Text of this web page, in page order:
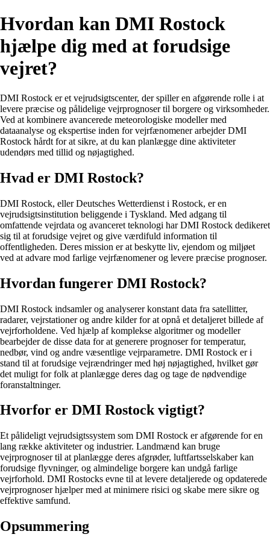
Hvordan kan DMI Rostock
hjælpe dig med at forudsige
vejret?
DMI Rostock er et vejrudsigtscenter, der spiller en afgørende rolle i at
levere præcise og pålidelige vejrprognoser til borgere og virksomheder.
Ved at kombinere avancerede meteorologiske modeller med
dataanalyse og ekspertise inden for vejrfænomener arbejder DMI
Rostock hårdt for at sikre, at du kan planlægge dine aktiviteter
udendørs med tillid og nøjagtighed.
Hvad er DMI Rostock?
DMI Rostock, eller Deutsches Wetterdienst i Rostock, er en
vejrudsigtsinstitution beliggende i Tyskland. Med adgang til
omfattende vejrdata og avanceret teknologi har DMI Rostock dedikeret
sig til at forudsige vejret og give værdifuld information til
offentligheden. Deres mission er at beskytte liv, ejendom og miljøet
ved at advare mod farlige vejrfænomener og levere præcise prognoser.
Hvordan fungerer DMI Rostock?
DMI Rostock indsamler og analyserer konstant data fra satellitter,
radarer, vejrstationer og andre kilder for at opnå et detaljeret billede af
vejrforholdene. Ved hjælp af komplekse algoritmer og modeller
bearbejder de disse data for at generere prognoser for temperatur,
nedbør, vind og andre væsentlige vejrparametre. DMI Rostock er i
stand til at forudsige vejrændringer med høj nøjagtighed, hvilket gør
det muligt for folk at planlægge deres dag og tage de nødvendige
foranstaltninger.
Hvorfor er DMI Rostock vigtigt?
Et pålideligt vejrudsigtssystem som DMI Rostock er afgørende for en
lang række aktiviteter og industrier. Landmænd kan bruge
vejrprognoser til at planlægge deres afgrøder, luftfartsselskaber kan
forudsige flyvninger, og almindelige borgere kan undgå farlige
vejrforhold. DMI Rostocks evne til at levere detaljerede og opdaterede
vejrprognoser hjælper med at minimere risici og skabe mere sikre og
effektive samfund.
Opsummering